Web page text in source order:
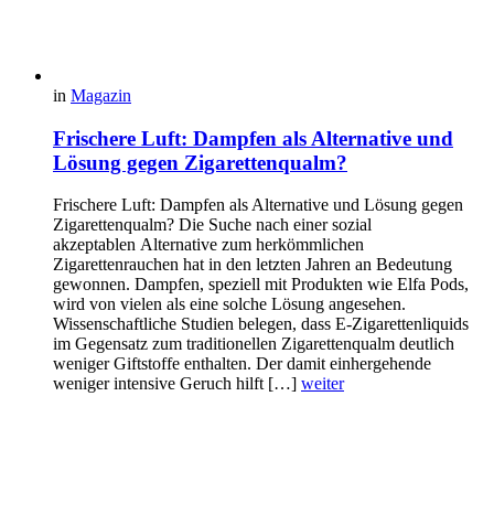
in Magazin
Frischere Luft: Dampfen als Alternative und
Lösung gegen Zigarettenqualm?
Frischere Luft: Dampfen als Alternative und Lösung gegen
Zigarettenqualm? Die Suche nach einer sozial
akzeptablen Alternative zum herkömmlichen
Zigarettenrauchen hat in den letzten Jahren an Bedeutung
gewonnen. Dampfen, speziell mit Produkten wie Elfa Pods,
wird von vielen als eine solche Lösung angesehen.
Wissenschaftliche Studien belegen, dass E-Zigarettenliquids
im Gegensatz zum traditionellen Zigarettenqualm deutlich
weniger Giftstoffe enthalten. Der damit einhergehende
weniger intensive Geruch hilft […] weiter